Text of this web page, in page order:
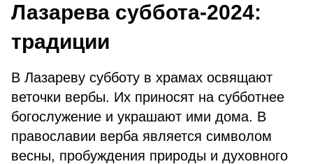
Лазарева суббота-2024:
традиции
В Лазареву субботу в храмах освящают
веточки вербы. Их приносят на субботнее
богослужение и украшают ими дома. В
православии верба является символом
весны, пробуждения природы и духовного